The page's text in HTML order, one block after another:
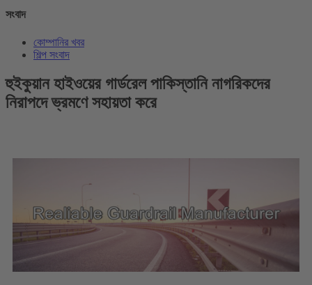
সংবাদ
কোম্পানির খবর
শিল্প সংবাদ
হুইকুয়ান হাইওয়ের গার্ডরেল পাকিস্তানি নাগরিকদের
নিরাপদে ভ্রমণে সহায়তা করে